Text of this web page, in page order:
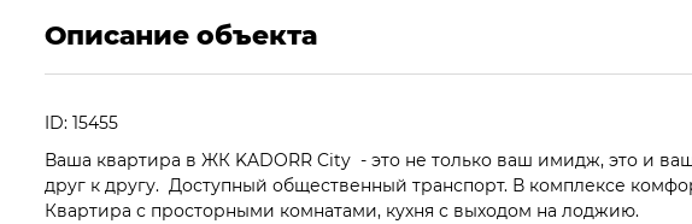
Описание объекта
ID: 15455
Ваша квартира в ЖК KADORR City - это не только ваш имидж, это и
друг к другу. Доступный общественный транспорт. В комплексе
Квартира с просторными комнатами, кухня с выходом на лоджию.